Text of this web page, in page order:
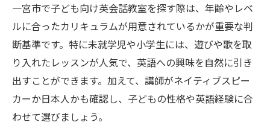
一宮市で子ども向け英会話教室を探す際は、年齢やレベ
ルに合ったカリキュラムが用意されているかが重要な判
断基準です。特に未就学児や小学生には、遊びや歌を取
り入れたレッスンが人気で、英語への興味を自然に引き
出すことができます。加えて、講師がネイティブスピー
カーか日本人かも確認し、子どもの性格や英語経験に合
わせて選びましょう。